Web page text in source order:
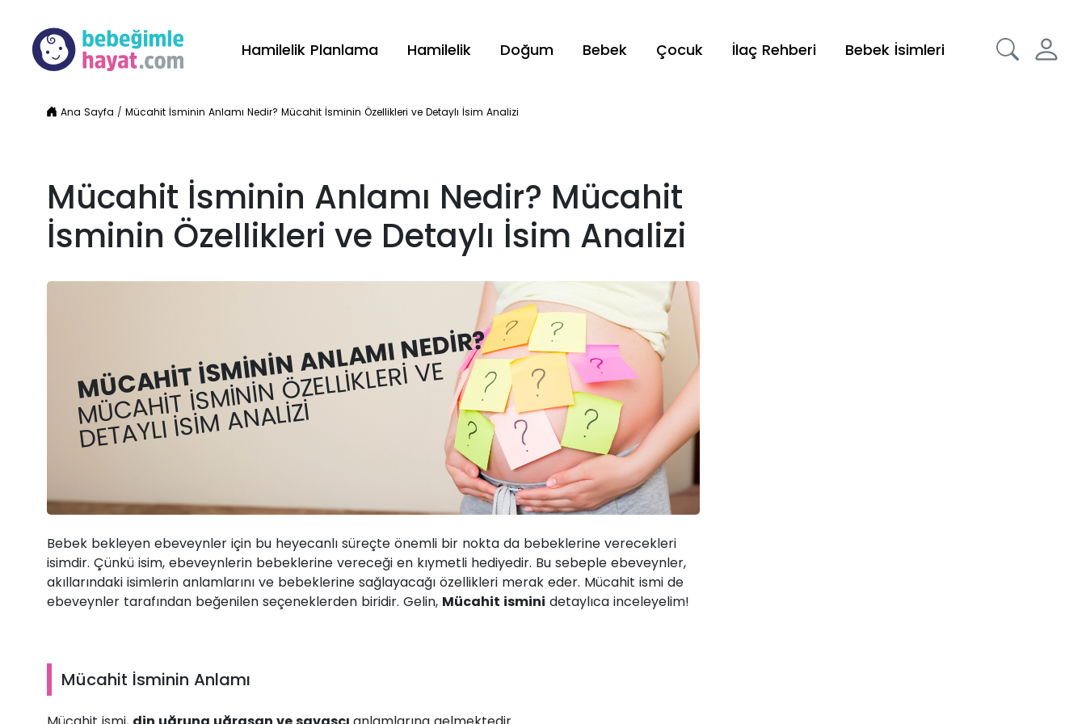
Hamilelik Planlama Hamilelik Doğum Bebek Çocuk İlaç Rehberi Bebek İsimleri
Ana Sayfa /Mücahit İsminin Anlamı Nedir? Mücahit İsminin Özellikleri ve Detaylı İsim Analizi
Mücahit İsminin Anlamı Nedir? Mücahit
İsminin Özellikleri ve Detaylı İsim Analizi
MÜCAHIT İSMININ ANLAMI NEDIR?
MÜCAHIT İSMININ ÖZELLIKLERI VE
DETAYLI İSIM ANALIZI
Bebek bekleyen ebeveynler için bu heyecanlı süreçte önemli bir nokta da bebeklerine verecekleri
isimdir. Çünkü isim, ebeveynlerin bebeklerine vereceği en kıymetli hediyedir. Bu sebeple ebeveynler,
akıllarındaki isimlerin anlamlarını ve bebeklerine sağlayacağı özellikleri merak eder. Mücahit ismi de
ebeveynler tarafından beğenilen seçeneklerden biridir. Gelin, Mücahit ismini detaylıca inceleyelim!
Mücahit İsminin Anlamı